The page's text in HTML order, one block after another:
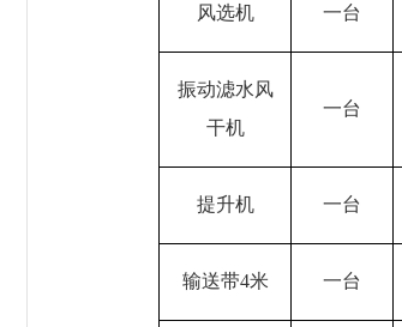
风选机 一台
振动滤水风
干机
一台
提升机 一台
输送带4米 一台